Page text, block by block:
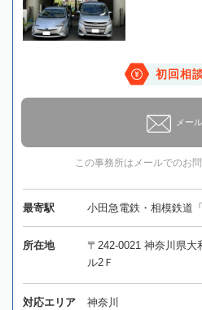
初回相
メー
この事務所はメールでのお
最寄駅 小田急電鉄・相模鉄道
所在地
〒242-0021 神奈川県大
ル2Ｆ
対応エリア 神奈川